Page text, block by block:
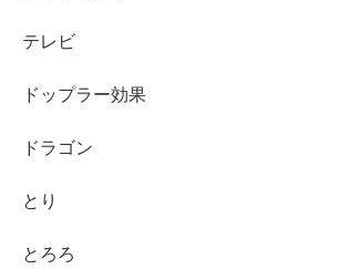
テレビ
ドップラー効果
ドラゴン
とり
とろろ